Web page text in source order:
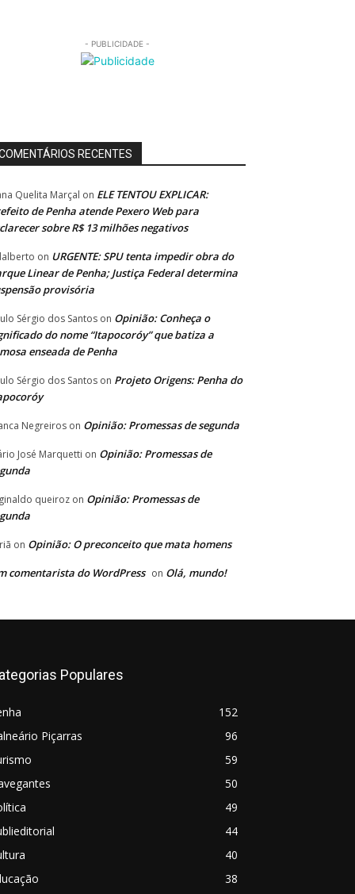
- PUBLICIDADE -
RECENTES
Quelita Marçal on ELE TENTOU EXPLICAR:
de Penha atende Pexero Web para
sobre R$ 13 milhões negativos
on URGENTE: SPU tenta impedir obra do
Linear de Penha; Justiça Federal determina
provisória
Sérgio dos Santos on Opinião: Conheça o
do nome “Itapocoróy” que batiza a
enseada de Penha
Sérgio dos Santos on Projeto Origens: Penha do
Negreiros on Opinião: Promessas de segunda
José Marquetti on Opinião: Promessas de
queiroz on Opinião: Promessas de
on Opinião: O preconceito que mata homens
comentarista do WordPress on Olá, mundo!
Populares
152
Piçarras
96
59
50
49
44
40
38